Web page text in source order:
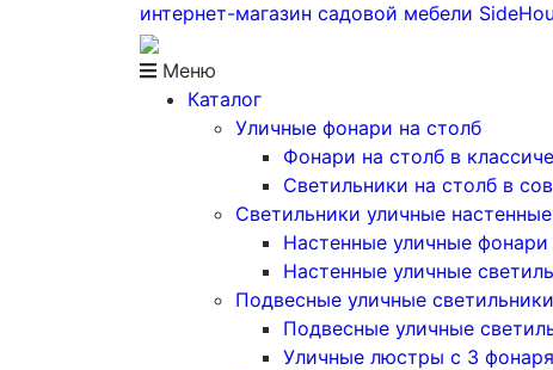
интернет-магазин садовой мебели
Меню
Каталог
Уличные фонари на столб
Фонари на столб в
Светильники на столб в
Светильники уличные настенные
Настенные уличные фонари
Настенные уличные
Подвесные уличные светильники
Подвесные уличные
Уличные люстры с 3